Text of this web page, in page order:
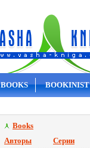
BOOKS BOOKINIST
Books
Авторы
Серии